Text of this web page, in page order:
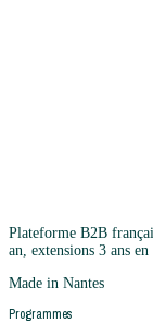
Plateforme B2B
an, extensions 3 ans
Made in Nantes
Programmes